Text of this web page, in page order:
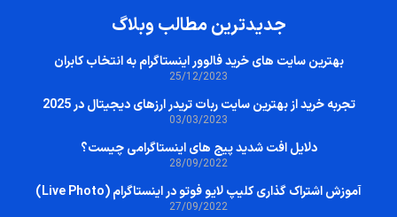
جدیدترین مطالب وبلاگ
بهترین سایت‌ های خرید فالوور اینستاگرام به انتخاب کابران
25/12/2023
تجربه خرید از بهترین سایت ربات تریدر ارزهای دیجیتال در 2025
03/03/2023
دلایل افت شدید پیج های اینستاگرامی چیست؟
28/09/2022
آموزش اشتراک گذاری کلیپ لایو فوتو در اینستاگرام (Live Photo)
27/09/2022